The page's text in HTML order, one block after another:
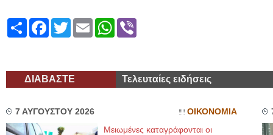
ShareFacebook
TwitterEmailWhatsApp
ΔΙΑΒΑΣΤΕ Τελευταίες ειδήσεις
7 ΑΥΓΟΥΣΤΟΥ 2026 ΟΙΚΟΝΟΜΙΑ
Μειωμένες καταγράφονται οι